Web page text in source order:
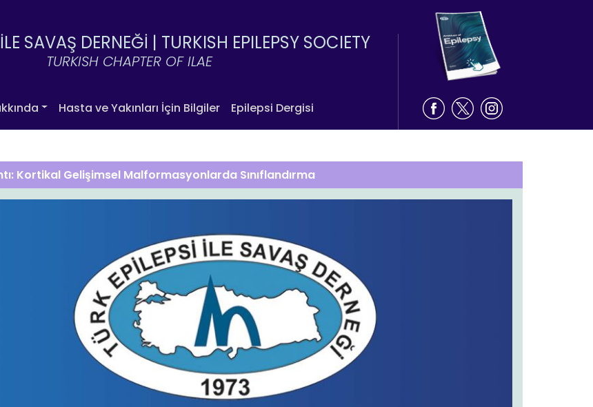
SAVAŞ DERNEĞİ | TURKISH EPILEPSY SOCIETY
TURKISH CHAPTER OF ILAE
Hasta ve Yakınları İçin Bilgiler Epilepsi Dergisi
Kortikal Gelişimsel Malformasyonlarda Sınıflandırma